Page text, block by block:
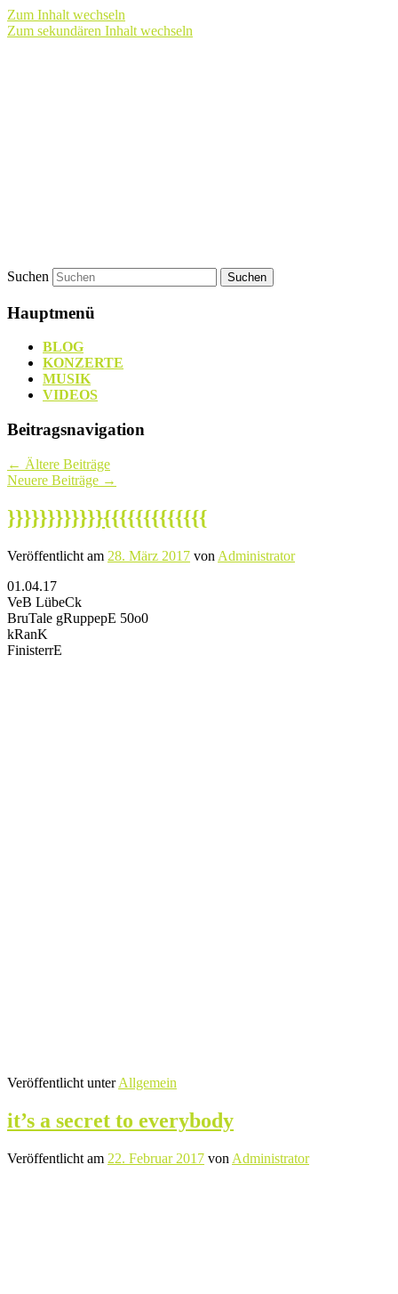
Zum Inhalt wechseln
Zum sekundären Inhalt wechseln
Suchen
Hauptmenü
BLOG
KONZERTE
MUSIK
VIDEOS
Beitragsnavigation
← Ältere Beiträge
Neuere Beiträge →
}}}}}}}}}}}}{{{{{{{{{{{{{
Veröffentlicht am 28. März 2017 von Administrator
01.04.17
VeB LübeCk
BruTale gRuppepE 50o0
kRanK
FinisterrE
Veröffentlicht unter Allgemein
it’s a secret to everybody
Veröffentlicht am 22. Februar 2017 von Administrator